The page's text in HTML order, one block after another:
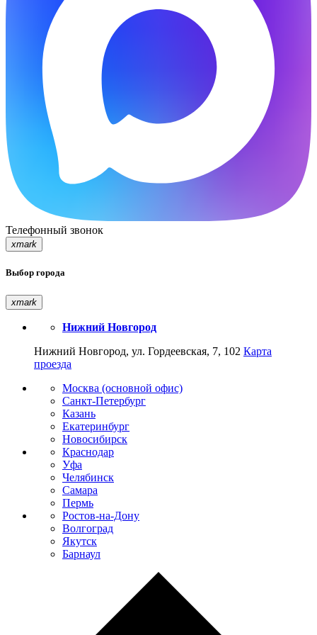
Телефонный звонок
xmark
Выбор города
xmark
Нижний Новгород
Нижний Новгород, ул. Гордеевская, 7, 102 Карта
проезда
Москва (основной офис)
Санкт-Петербург
Казань
Екатеринбург
Новосибирск
Краснодар
Уфа
Челябинск
Самара
Пермь
Ростов-на-Дону
Волгоград
Якутск
Барнаул